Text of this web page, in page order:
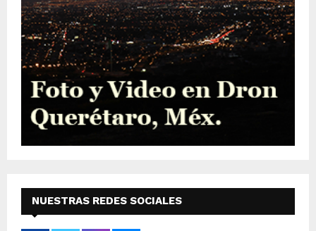
NUESTRAS REDES SOCIALES